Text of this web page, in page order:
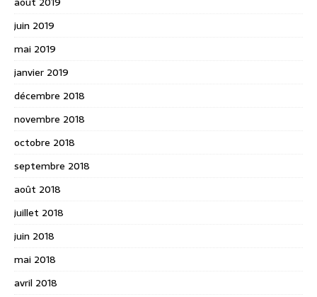
juin 2019
mai 2019
janvier 2019
décembre 2018
novembre 2018
octobre 2018
septembre 2018
août 2018
juillet 2018
juin 2018
mai 2018
avril 2018